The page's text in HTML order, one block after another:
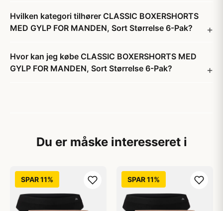
Hvilken kategori tilhører CLASSIC BOXERSHORTS
MED GYLP FOR MANDEN, Sort Størrelse 6-Pak?
Hvor kan jeg købe CLASSIC BOXERSHORTS MED
GYLP FOR MANDEN, Sort Størrelse 6-Pak?
Du er måske interesseret i
SPAR 11% SPAR 11%